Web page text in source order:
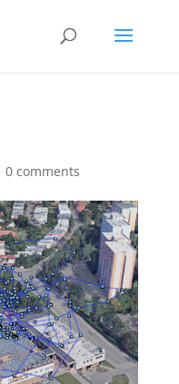
0 comments